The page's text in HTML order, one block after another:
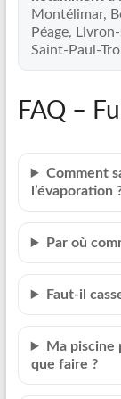
Montélimar,
Péage,
Saint-Paul-
FAQ –
Comment
l’évaporation
Par où
Faut-il
Ma piscine
que faire ?